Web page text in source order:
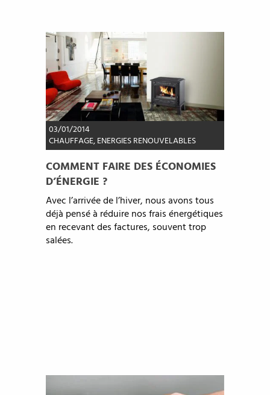
03/01/2014
CHAUFFAGE,ENERGIES RENOUVELABLES
COMMENT FAIRE DES ÉCONOMIES
D’ÉNERGIE ?
Avec l’arrivée de l’hiver, nous avons tous
déjà pensé à réduire nos frais énergétiques
en recevant des factures, souvent trop
salées.